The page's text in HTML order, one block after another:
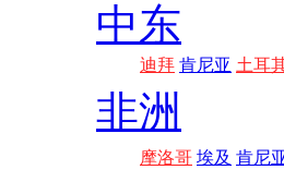
中东
迪拜 肯尼亚 土耳
非洲
摩洛哥 埃及 肯尼